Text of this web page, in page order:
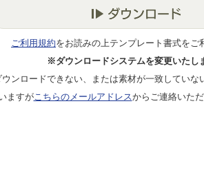
ご利用規約をお読みの上テンプレート書式をご
※ダウンロードシステムを変更いたし
ウンロードできない、または素材が一致していな
ますがこちらのメールアドレスからご連絡いた